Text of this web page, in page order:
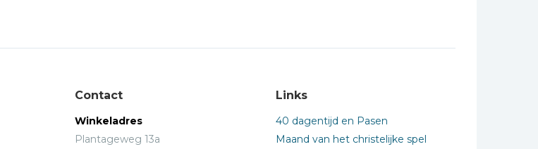
Contact
Winkeladres
Plantageweg 13a
Links
40 dagentijd en Pasen
Maand van het christelijke spel